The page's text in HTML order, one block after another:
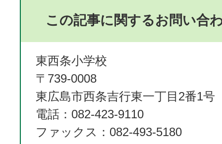
この記事に関するお問い合
東西条小学校
〒739-0008
東広島市西条吉行東一丁目2番1号
電話：082-423‐9110
ファックス：082-493‐5180